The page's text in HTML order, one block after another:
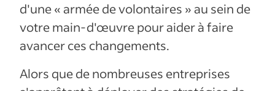
d'une « armée de volontaires » au sein de
votre main-d'œuvre pour aider à faire
avancer ces changements.
Alors que de nombreuses entreprises